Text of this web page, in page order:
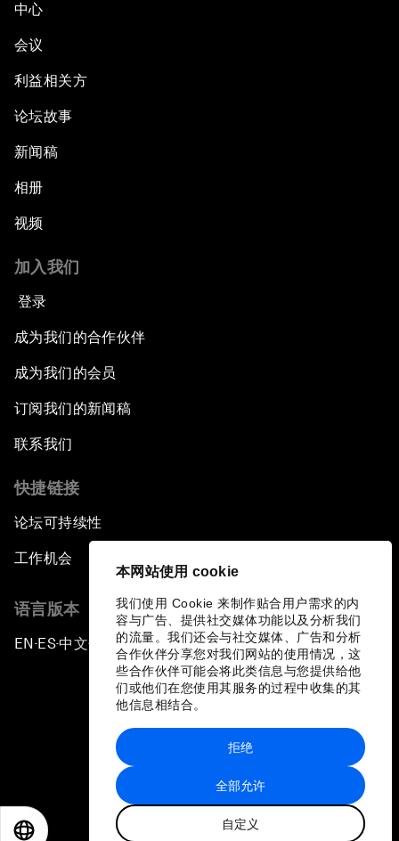
本网站使用 cookie
我们使用 Cookie 来制作贴合用户需求的内
容与广告、提供社交媒体功能以及分析我们
的流量。我们还会与社交媒体、广告和分析
合作伙伴分享您对我们网站的使用情况，这
些合作伙伴可能会将此类信息与您提供给他
们或他们在您使用其服务的过程中收集的其
他信息相结合。
全部允许
自定义
拒绝
中心
会议
利益相关方
论坛故事
新闻稿
相册
视频
加入我们
登录
成为我们的合作伙伴
成为我们的会员
订阅我们的新闻稿
联系我们
快捷链接
论坛可持续性
工作机会
语言版本
EN ▪ES▪中文▪ 日本語
站点地图
世界经济论坛